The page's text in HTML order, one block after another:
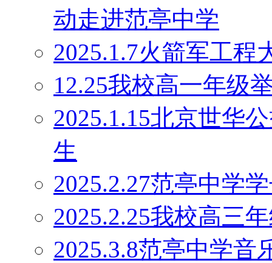
动走进范亭中学
2025.1.7火箭军工程
12.25我校高一年级
2025.1.15北京世华
生
2025.2.27范亭中学
2025.2.25我校高三
2025.3.8范亭中学音